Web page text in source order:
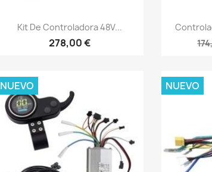
Vista rápida
Kit De Controladora 48V...
278,00 €
NUEVO NUEVO